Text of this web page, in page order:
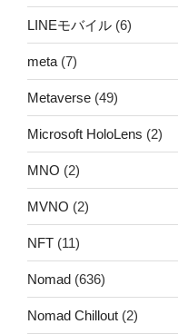
LINEモバイル (6)
meta (7)
Metaverse (49)
Microsoft HoloLens (2)
MNO (2)
MVNO (2)
NFT (11)
Nomad (636)
Nomad Chillout (2)